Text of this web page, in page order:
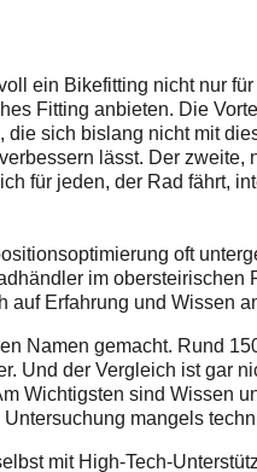
ein Bikefitting nicht nur
Fitting anbieten. Die
sich bislang nicht mit
lässt. Der
für jeden, der Rad fährt,
oft
im obersteirischen
auf Erfahrung und Wissen
Namen gemacht. Rund
Und der Vergleich ist gar
Wichtigsten sind Wissen
mangels
mit High-Tech-